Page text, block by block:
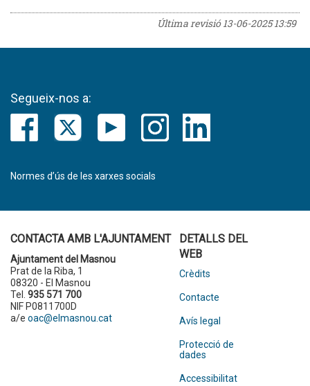
Última revisió13-06-2025 13:59
Segueix-nos a:
Normes d’ús de les xarxes socials
CONTACTA AMB L'AJUNTAMENT
Ajuntament del Masnou
Prat de la Riba, 1
08320 - El Masnou
Tel. 935 571 700
NIF P0811700D
a/e oac@elmasnou.cat
DETALLS DEL
WEB
Crèdits
Contacte
Avís legal
Protecció de
dades
Accessibilitat